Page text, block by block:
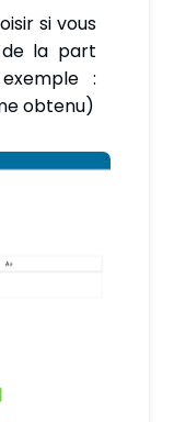
si vous
la part
:
obtenu)